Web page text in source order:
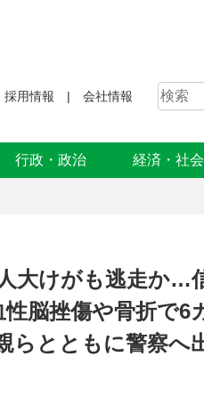
採用情報 会社情報
行政・政治 経済・社会
大けがも逃走か…
脳挫傷や骨折で6
らとともに警察へ